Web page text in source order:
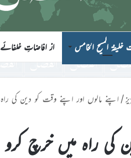
المسیح الخامس از افاضاتِ
/ اپنے مالوں اور اپنے وقت کو دین کی
کی راہ میں خرچ کرو